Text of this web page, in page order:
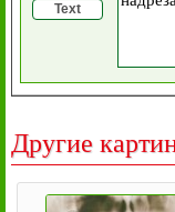
Text
Другие